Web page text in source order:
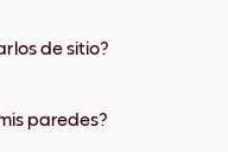
países. Te enviaremos un
de sitio?
paredes?